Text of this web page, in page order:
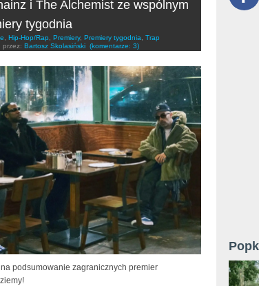
i The Alchemist ze wspólnym
tygodnia
Hip-Hop/Rap Premiery, Premiery tygodnia
Trap
przez: Bartosz Skolasiński (komentarze: 3)
podsumowanie zagranicznych premier